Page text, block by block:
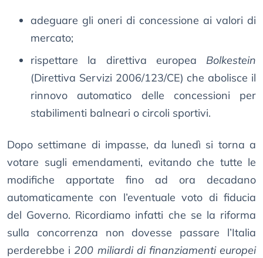
adeguare gli oneri di concessione ai valori di
mercato;
rispettare la direttiva europea Bolkestein
(Direttiva Servizi 2006/123/CE) che abolisce il
rinnovo automatico delle concessioni per
stabilimenti balneari o circoli sportivi.
Dopo settimane di impasse, da lunedì si torna a
votare sugli emendamenti, evitando che tutte le
modifiche apportate fino ad ora decadano
automaticamente con l’eventuale voto di fiducia
del Governo. Ricordiamo infatti che se la riforma
sulla concorrenza non dovesse passare l’Italia
perderebbe i 200 miliardi di finanziamenti europei